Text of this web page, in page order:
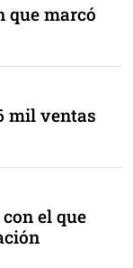
que marcó
mil ventas
el que